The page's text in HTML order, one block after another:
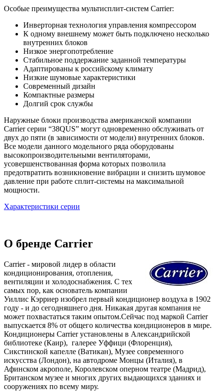
Особые преимущества мультисплит-систем Carrier:
Инверторная технология управления компрессором
К одному внешнему может быть подключено несколько
внутренних блоков
Низкое энергопотребление
Стабильное поддержание заданной температуры
Адаптированы к российскому климату
Низкие шумовые характеристики
Современный дизайн
Компактные размеры
Долгий срок службы
Наружные блоки производства американской компании
Carrier серии “38QUS” могут одновременно обслуживать от
двух до пяти (в зависимости от модели) внутренних блоков.
Все модели данного модельного ряда оборудованы
высокопроизводительными вентиляторами,
усовершенствованная форма которых позволила
предотвратить возникновение вибрации и снизить шумовое
давление при работе сплит-системы на максимальной
мощности.
Характеристики серии
О бренде Carrier
Carrier - мировой лидер в области
кондиционирования, отопления,
вентиляции и холодоснабжения. С тех
самых пор, как основатель компании
Уиллис Кэрриер изобрел первый кондиционер воздуха в 1902
году - и до сегодняшнего дня. Никакая другая компания не
может похвастаться таким опытом.Сейчас под маркой Carrier
выпускается 8% от общего количества кондиционеров в мире.
Кондиционеры Carrier установлены в Александрийской
библиотеке (Каир), галерее Уффици (Флоренция),
Сикстинской капелле (Ватикан), Музее современного
искусства (Лондон), на автодроме Монцы (Италия), в
Афинском акрополе, Королевском оперном театре (Мадрид),
Британском музее и многих других выдающихся зданиях и
сооружениях по всему миру.